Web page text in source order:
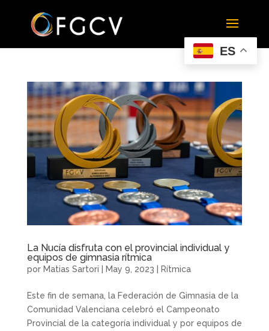
La Nucía disfruta con el provincial individual y
equipos de gimnasia rítmica
por Matias Sartori May 9, 2023 Rítmica
Este fin de semana, la Federación de Gimnasia de la
Comunidad Valenciana celebró el Campeonato
Provincial de la categoría individual y por equipos de
ES